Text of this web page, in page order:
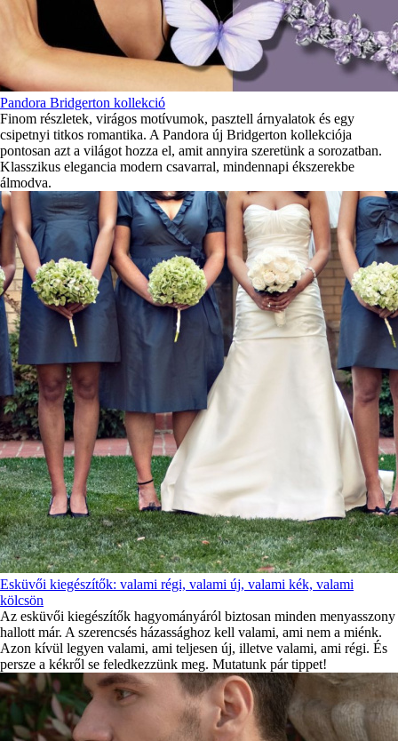
Pandora Bridgerton kollekció
Finom részletek, virágos motívumok, pasztell árnyalatok és egy
csipetnyi titkos romantika. A Pandora új Bridgerton kollekciója
pontosan azt a világot hozza el, amit annyira szeretünk a sorozatban.
Klasszikus elegancia modern csavarral, mindennapi ékszerekbe
álmodva.
Esküvői kiegészítők: valami régi, valami új, valami kék, valami
kölcsön
Az esküvői kiegészítők hagyományáról biztosan minden menyasszony
hallott már. A szerencsés házassághoz kell valami, ami nem a miénk.
Azon kívül legyen valami, ami teljesen új, illetve valami, ami régi. És
persze a kékről se feledkezzünk meg. Mutatunk pár tippet!